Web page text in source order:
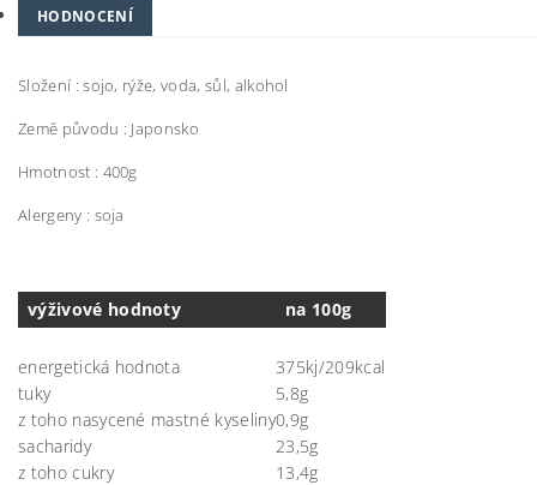
HODNOCENÍ
Složení : sojo, rýže, voda, sůl, alkohol
Země původu : Japonsko
Hmotnost : 400g
Alergeny : soja
výživové hodnoty na 100g
energetická hodnota
375kj/209kcal
tuky
5,8g
z toho nasycené mastné kyseliny0,9g
sacharidy
23,5g
z toho cukry
13,4g